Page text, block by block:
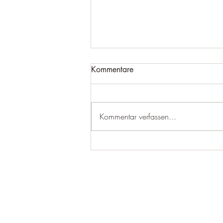
Zwischen Rangliste und
Kommentare
Kommentar verfassen...